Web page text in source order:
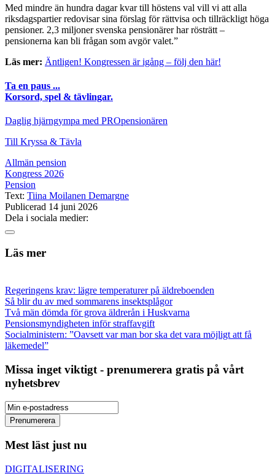
Med mindre än hundra dagar kvar till höstens val vill vi att alla
riksdagspartier redovisar sina förslag för rättvisa och tillräckligt höga
pensioner. 2,3 miljoner svenska pensionärer har rösträtt –
pensionerna kan bli frågan som avgör valet.”
Läs mer: Äntligen! Kongressen är igång – följ den här!
Ta en paus ...
Korsord, spel & tävlingar.
Daglig hjärngympa med PROpensionären
Till Kryssa & Tävla
Allmän pension
Kongress 2026
Pension
Text: Tiina Moilanen Demargne
Publicerad 14 juni 2026
Dela i sociala medier:
Läs mer
Regeringens krav: lägre temperaturer på äldreboenden
Så blir du av med sommarens insektsplågor
Två män dömda för grova äldrerån i Huskvarna
Pensionsmyndigheten inför straffavgift
Socialministern: ”Oavsett var man bor ska det vara möjligt att få
läkemedel”
Missa inget viktigt - prenumerera gratis på vårt
nyhetsbrev
Mest läst just nu
DIGITALISERING